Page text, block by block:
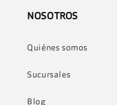
NOSOTROS
Quiénes somos
Sucursales
Blog